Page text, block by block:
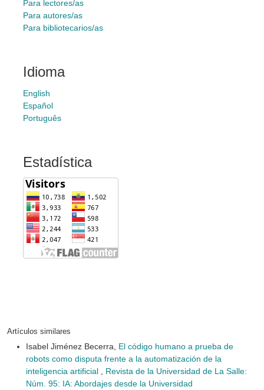
Para lectores/as
Para autores/as
Para bibliotecarios/as
Idioma
English
Español
Português
Estadística
Artículos similares
Isabel Jiménez Becerra, El código humano a prueba de
robots como disputa frente a la automatización de la
inteligencia artificial
Revista de la Universidad de La Salle:
Núm. 95: IA: Abordajes desde la Universidad